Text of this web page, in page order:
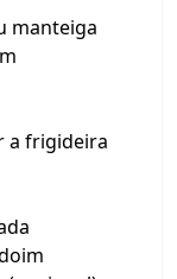
manteiga
a frigideira